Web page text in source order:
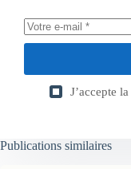
J’accepte la
Publications similaires